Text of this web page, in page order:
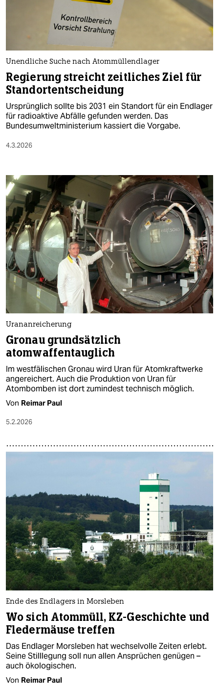
Unendliche Suche nach Atommüllendlager
Regierung streicht zeitliches Ziel für
Standortentscheidung
Ursprünglich sollte bis 2031 ein Standort für ein Endlager
für radioaktive Abfälle gefunden werden. Das
Bundesumweltministerium kassiert die Vorgabe.
4.3.2026
Urananreicherung
Gronau grundsätzlich
atomwaffentauglich
Im westfälischen Gronau wird Uran für Atomkraftwerke
angereichert. Auch die Produktion von Uran für
Atombomben ist dort zumindest technisch möglich.
Von Reimar Paul
5.2.2026
Ende des Endlagers in Morsleben
Wo sich Atommüll, KZ-Geschichte und
Fledermäuse treffen
Das Endlager Morsleben hat wechselvolle Zeiten erlebt.
Seine Stilllegung soll nun allen Ansprüchen genügen –
auch ökologischen.
Von Reimar Paul